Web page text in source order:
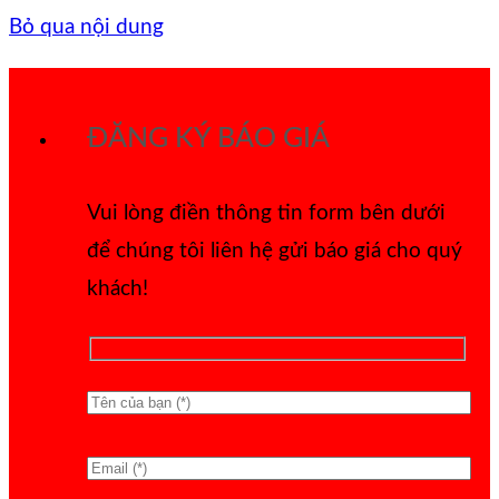
Bỏ qua nội dung
ĐĂNG KÝ BÁO GIÁ
Vui lòng điền thông tin form bên dưới
để chúng tôi liên hệ gửi báo giá cho quý
khách!